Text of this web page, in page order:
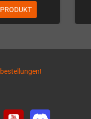
Twitter YouTube